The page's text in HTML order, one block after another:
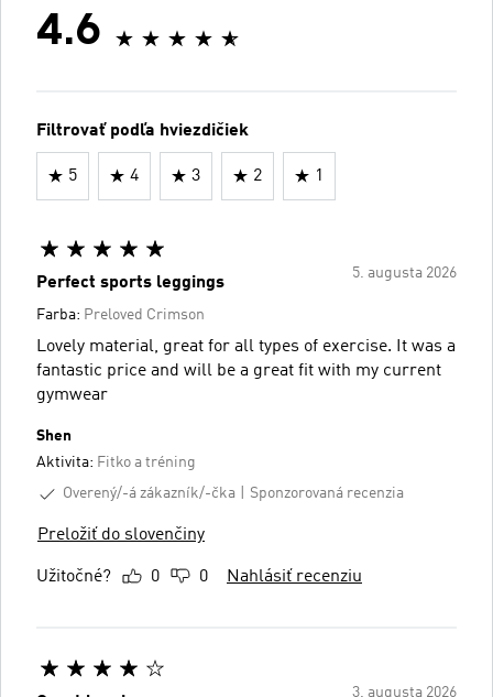
4.6
Filtrovať podľa hviezdičiek
5 4 3 2 1
5. augusta 2026
Perfect sports leggings
Farba: Preloved Crimson
Lovely material, great for all types of exercise. It was a
fantastic price and will be a great fit with my current
gymwear
Shen
Aktivita: Fitko a tréning
Overený/-á zákazník/-čka
Sponzorovaná recenzia
Preložiť do slovenčiny
Užitočné? 0 0 Nahlásiť recenziu
3. augusta 2026